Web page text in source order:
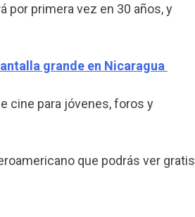
por primera vez en 30 años, y
grande en Nicaragua
cine para jóvenes, foros y
que podrás ver gratis